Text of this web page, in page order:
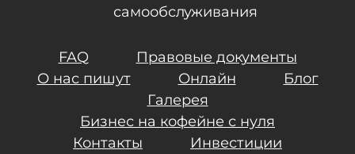
самообслуживания
FAQ
Правовые документы
О нас пишут
Онлайн
Блог
Галерея
Бизнес на кофейне с нуля
Контакты
Инвестиции